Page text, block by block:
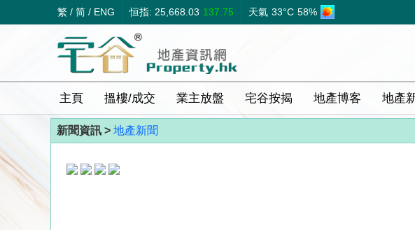
繁 / 简 / ENG 恒指: 25,668.03 137.75 天氣 33°C 58%
主頁 搵樓/成交 業主放盤 宅谷按揭 地產博客 地產
新聞資訊 > 地產新聞